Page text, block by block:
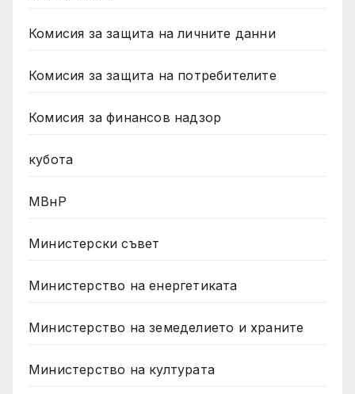
Комисия за защита на личните данни
Комисия за защита на потребителите
Комисия за финансов надзор
кубота
МВнР
Министерски съвет
Министерство на енергетиката
Министерство на земеделието и храните
Министерство на културата